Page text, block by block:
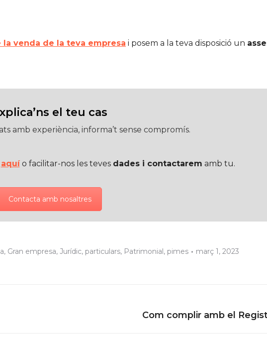
la venda de la teva empresa i posem a la teva disposició un
el teu cas
amb experiència, informa’t sense compromís.
aquío facilitar-nos les teves dades i contactarem amb tu.
Contacta amb nosaltres
, Gran empresa, Jurídic, particulars, Patrimonial , pimes març 1, 2023
Com complir amb el